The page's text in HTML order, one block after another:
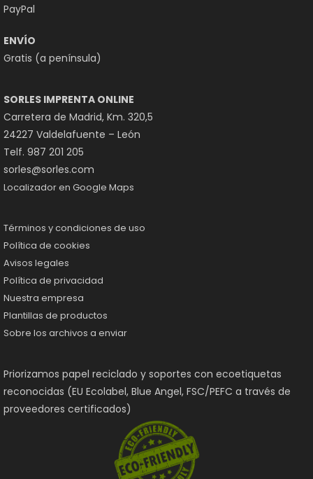
PayPal
ENVÍO
Gratis (a península)
SORLES IMPRENTA ONLINE
Carretera de Madrid, Km. 320,5
24227 Valdelafuente – León
Telf. 987 201 205
sorles@sorles.com
Localizador en Google Maps
Términos y condiciones de uso
Política de cookies
Avisos legales
Política de privacidad
Nuestra empresa
Plantillas de productos
Sobre los archivos a enviar
Priorizamos papel reciclado y soportes con ecoetiquetas
reconocidas (EU Ecolabel, Blue Angel, FSC/PEFC a través de
proveedores certificados)